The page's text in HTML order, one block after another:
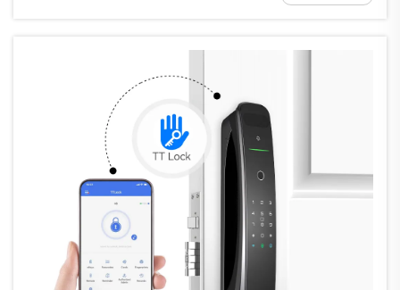
الاستخدام. تمتلك معظم المنازل ...